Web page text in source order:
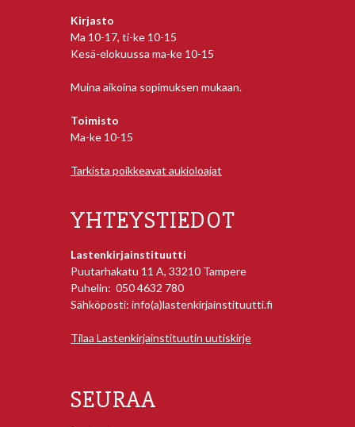
Kirjasto
Ma 10-17, ti-ke 10-15
Kesä-elokuussa ma-ke 10-15
Muina aikoina sopimuksen mukaan.
Toimisto
Ma-ke 10-15
Tarkista poikkeavat aukioloajat
YHTEYSTIEDOT
Lastenkirjainstituutti
Puutarhakatu 11 A, 33210 Tampere
Puhelin: 050 4632 780
Sähköposti: info(a)lastenkirjainstituutti.fi
Tilaa Lastenkirjainstituutin uutiskirje
SEURAA